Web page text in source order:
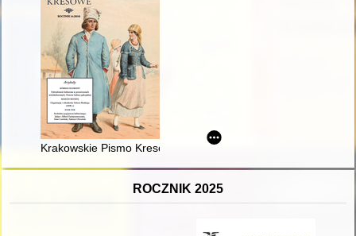
Krakowskie Pismo Kresowe. R. 16 (2024),
ROCZNIK 2025